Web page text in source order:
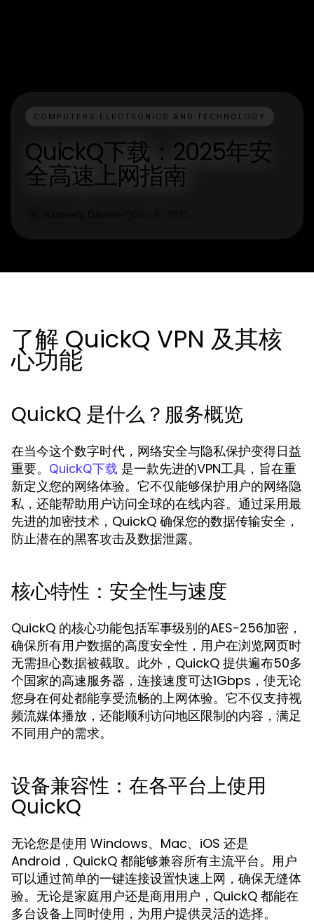
COMPUTERS ELECTRONICS AND TECHNOLOGY
QuickQ下载：2025年安
全高速上网指南
了解 QuickQ VPN 及其核
心功能
QuickQ 是什么？服务概览
在当今这个数字时代，网络安全与隐私保护变得日益
重要。
QuickQ下载 是一款先进的VPN工具，旨在重
新定义您的网络体验。它不仅能够保护用户的网络隐
私，还能帮助用户访问全球的在线内容。通过采用最
先进的加密技术，QuickQ 确保您的数据传输安全，
防止潜在的黑客攻击及数据泄露。
核心特性：安全性与速度
QuickQ 的核心功能包括军事级别的AES-256加密，
确保所有用户数据的高度安全性，用户在浏览网页时
无需担心数据被截取。此外，QuickQ 提供遍布50多
个国家的高速服务器，连接速度可达1Gbps，使无论
您身在何处都能享受流畅的上网体验。它不仅支持视
频流媒体播放，还能顺利访问地区限制的内容，满足
不同用户的需求。
设备兼容性：在各平台上使用
QuickQ
无论您是使用 Windows、Mac、iOS 还是
Android，QuickQ 都能够兼容所有主流平台。用户
可以通过简单的一键连接设置快速上网，确保无缝体
验。无论是家庭用户还是商用用户，QuickQ 都能在
多台设备上同时使用，为用户提供灵活的选择。